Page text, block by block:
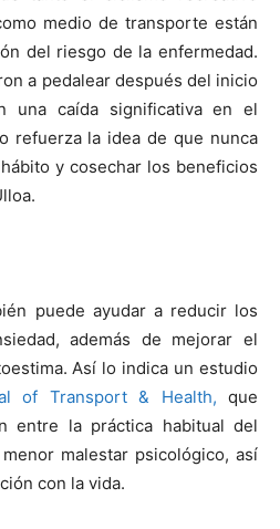
medio de transporte están
del riesgo de la enfermedad.
a pedalear después del inicio
una caída significativa en el
refuerza la idea de que nunca
y cosechar los beneficios
puede ayudar a reducir los
además de mejorar el
Así lo indica un estudio
of Transport& Health, que
entre la práctica habitual del
malestar psicológico, así
con la vida.